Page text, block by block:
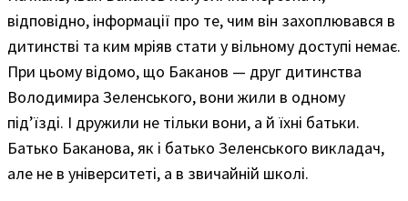
відповідно, інформації про те, чим він захоплювався в
дитинстві та ким мріяв стати у вільному доступі немає.
При цьому відомо, що Баканов — друг дитинства
Володимира Зеленського, вони жили в одному
під’їзді. І дружили не тільки вони, а й їхні батьки.
Батько Баканова, як і батько Зеленського викладач,
але не в університеті, а в звичайній школі.